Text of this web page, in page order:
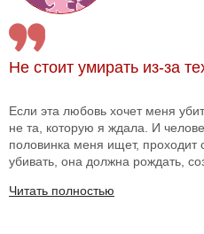
Не стоит умирать из-за
Если эта любовь хочет меня
не та, которую я ждала. И
половинка меня ищет,
убивать, она должна рождать,
Читать полностью